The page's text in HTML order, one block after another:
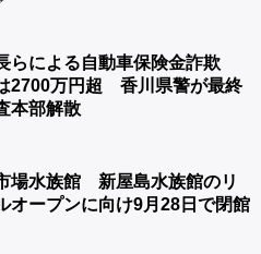
らによる自動車保険金詐欺
2700万円超 香川県警が最終
本部解散
場水族館 新屋島水族館のリ
オープンに向け9月28日で閉館